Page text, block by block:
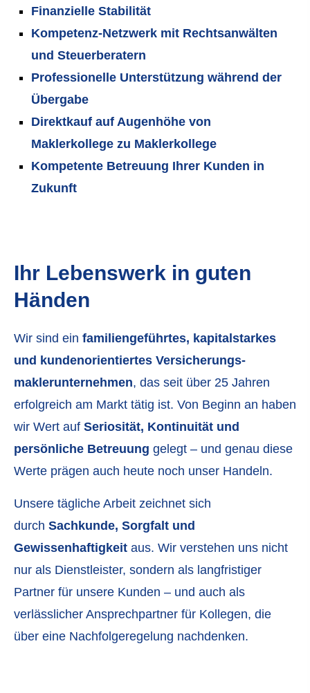
Finanzielle Stabilität
Kompetenz-Netzwerk mit Rechtsanwälten
und Steuerberatern
Professionelle Unterstützung während der
Übergabe
Direktkauf auf Augenhöhe von
Maklerkollege zu Maklerkollege
Kompetente Betreuung Ihrer Kunden in
Zukunft
Ihr Lebenswerk in guten
Händen
Wir sind ein familiengeführtes, kapitalstarkes
und kundenorientiertes Ver­sicherungs­
maklerunternehmen, das seit über 25 Jahren
erfolgreich am Markt tätig ist. Von Beginn an haben
wir Wert auf Seriosität, Kontinuität und
persönliche Betreuung gelegt – und genau diese
Werte prägen auch heute noch unser Handeln.
Unsere tägliche Arbeit zeichnet sich
durch Sachkunde, Sorgfalt und
Gewissenhaftigkeit aus. Wir verstehen uns nicht
nur als Dienstleister, sondern als langfristiger
Partner für unsere Kunden – und auch als
verlässlicher Ansprechpartner für Kollegen, die
über eine Nachfolgeregelung nachdenken.